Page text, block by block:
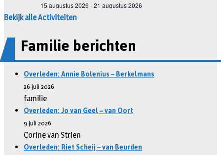
Bekijk alle Activiteiten
Familie berichten
Overleden: Annie Bolenius – Berkelmans
26 juli 2026
familie
Overleden: Jo van Geel – van Oort
9 juli 2026
Corine van Strien
Overleden: Riet Scheij – van Beurden